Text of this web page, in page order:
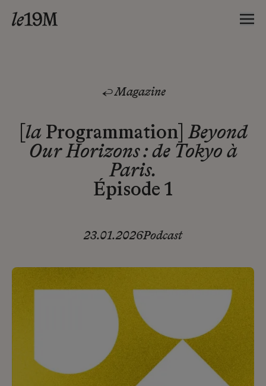
Magazine
laProgrammation]Beyond
Our Horizons : de Tokyo à
Paris.
Épisode 1
23.01.2026Podcast